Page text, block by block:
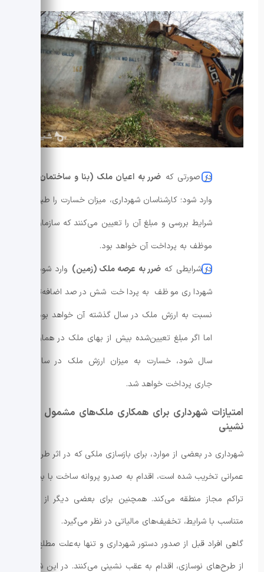
در صورتی که ضرر به اعیان ملک (بنا و ساختمان)
وارد شود؛ کارشناسان شهرداری، میزان خسارت را طبق
شرایط بررسی و مبلغ آن را تعیین می‌کنند که سازمان
موظف به پرداخت آن خواهد بود.
در شرایطی که ضرر به عرصه ملک (زمین) وارد شود؛
شهرداری موظف به پرداخت شش درصد اضافه‌تر
نسبت به ارزش ملک در سال گذشته آن خواهد بود؛
اما اگر مبلغ تعیین‌شده بیش از بهای ملک در همان
سال شود، خسارت به میزان ارزش ملک در سال
جاری پرداخت خواهد شد.
امتیازات شهرداری برای همکاری ملک‌های مشمول عقب‌
نشینی
شهرداری در بعضی از موارد، برای بازسازی ملکی که در اثر طرح‌های
عمرانی تخریب شده است، اقدام به صدرو پروانه ساخت با بیش از
تراکم مجاز منطقه می‌کند. همچنین برای بعضی دیگر از املاک
متناسب با شرایط، تخفیف‌های مالیاتی در نظر می‌گیرد.
گاهی افراد قبل از صدور دستور شهرداری و تنها به‌علت مطلع‌شدن
از طرح‌های نوسازی، اقدام به عقب نشینی می‌کنند. در این شرایط،